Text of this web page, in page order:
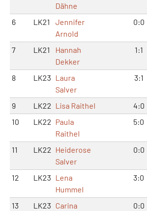
Dähne
6 LK21
Jennifer
Arnold
0:0
7 LK21
Hannah
Dekker
1:1
8 LK23 Laura
Salver
3:1
9 LK22 Lisa Raithel 4:0
10
LK22 Paula
Raithel
5:0
11 LK22 Heiderose
Salver
0:0
12 LK23 Lena
Hummel
3:0
13 LK23 Carina
0:0